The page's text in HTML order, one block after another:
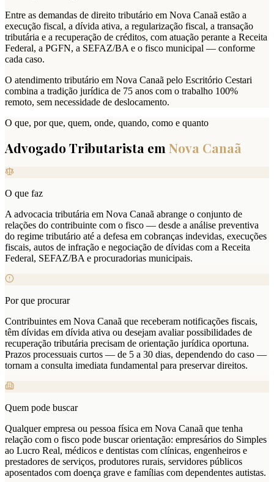
Entre as demandas de direito tributário em Nova Canaã estão a
execução fiscal, a dívida ativa, a regularização fiscal, a transação
tributária e a recuperação de créditos, com atuação perante a Receita
Federal, a PGFN, a SEFAZ/BA e o fisco municipal — conforme
cada caso.
O atendimento tributário em Nova Canaã pelo Escritório Cestari
combina a tradição jurídica de 75 anos com o trabalho 100%
remoto, sem necessidade de deslocamento.
O que, por que, quem, onde, quando, como e quanto
Advogado Tributarista em Nova Canaã
O que faz
A advocacia tributária em Nova Canaã abrange o conjunto de
relações do contribuinte com o fisco — desde a análise preventiva
do regime tributário até a defesa em cobranças indevidas, execuções
fiscais, autos de infração e negociação de dívidas com a Receita
Federal, SEFAZ/BA e procuradorias municipais.
Por que procurar
Contribuintes em Nova Canaã que receberam notificações fiscais,
têm dívidas em dívida ativa ou desejam avaliar possibilidades de
recuperação tributária precisam de orientação jurídica oportuna.
Prazos processuais curtos — de 5 a 30 dias, dependendo do caso —
tornam a consulta imediata fundamental para preservar direitos.
Quem pode buscar
Qualquer empresa ou pessoa física em Nova Canaã que tenha
relação com o fisco pode buscar orientação: empresários do Simples
ao Lucro Real, médicos e dentistas com clínicas, engenheiros e
prestadores de serviços, produtores rurais, servidores públicos
aposentados com doença grave e famílias com dependentes autistas.